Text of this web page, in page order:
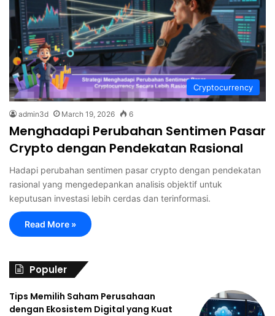
Cryptocurrency
admin3d March 19, 2026 6
Menghadapi Perubahan Sentimen Pasar
Crypto dengan Pendekatan Rasional
Hadapi perubahan sentimen pasar crypto dengan pendekatan
rasional yang mengedepankan analisis objektif untuk
keputusan investasi lebih cerdas dan terinformasi.
Read More »
Populer
Tips Memilih Saham Perusahaan
dengan Ekosistem Digital yang Kuat